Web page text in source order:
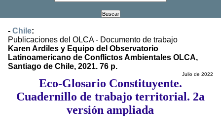
- Chile:
Publicaciones del OLCA - Documento de trabajo
Karen Ardiles y Equipo del Observatorio
Latinoamericano de Conflictos Ambientales OLCA,
Santiago de Chile, 2021. 76 p.
Julio de 2022
Eco-Glosario Constituyente.
Cuadernillo de trabajo territorial. 2a
versión ampliada